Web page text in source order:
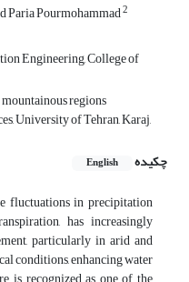
Paria Pourmohammad2
Engineering, College of
regions
University of Tehran, Karaj,
چکیده
English
fluctuations in precipitation
has increasingly
particularly in arid and
conditions, enhancing water